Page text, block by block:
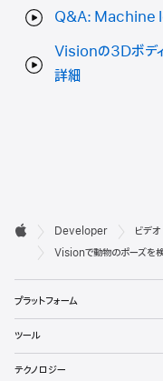
Q&A: Machine
Visionの3Dボディ
詳細
デ
ロ
ッ
パ
向

Apple
Developer ビデオ
Visionで動物のポーズを
プラットフォーム
ツール
テクノロジー